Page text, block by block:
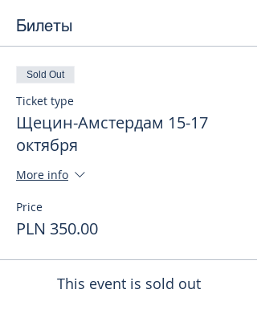
Билеты
Sold Out
Ticket type
Щецин-Амстердам 15-17
октября
More info
Price
PLN 350.00
This event is sold out